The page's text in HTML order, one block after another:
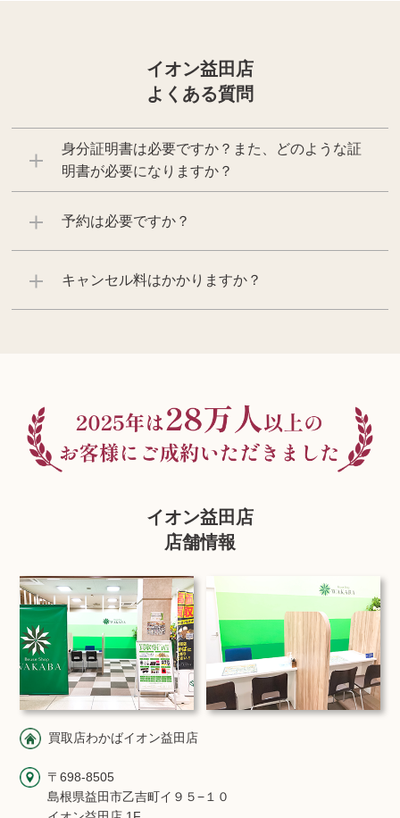
イオン益田店
よくある質問
身分証明書は必要ですか？また、どのような証
明書が必要になりますか？
予約は必要ですか？
キャンセル料はかかりますか？
イオン益田店
店舗情報
買取店わかばイオン益田店
〒698-8505
島根県益田市乙吉町イ９５−１０